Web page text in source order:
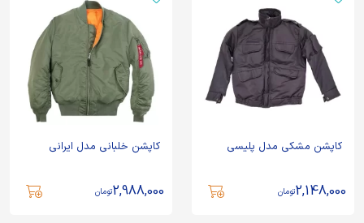
کاپشن مشکی مدل پلیسی
2,148,000تومان
کاپشن خلبانی مدل ایرانی
2,988,000تومان